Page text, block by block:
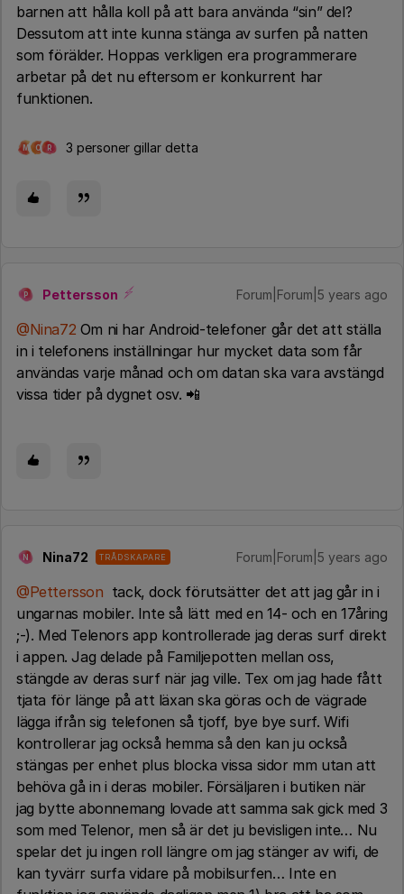
barnen att hålla koll på att bara använda “sin” del?
Dessutom att inte kunna stänga av surfen på natten
som förälder. Hoppas verkligen era programmerare
arbetar på det nu eftersom er konkurrent har
funktionen.
M C R 3 personer gillar detta
P Pettersson Forum|Forum|5 years ago
@Nina72 Om ni har Android-telefoner går det att ställa
in i telefonens inställningar hur mycket data som får
användas varje månad och om datan ska vara avstängd
vissa tider på dygnet osv. 📲
N Nina72 TRÅDSKAPARE Forum|Forum|5 years ago
@Pettersson tack, dock förutsätter det att jag går in i
ungarnas mobiler. Inte så lätt med en 14- och en 17åring
;-). Med Telenors app kontrollerade jag deras surf direkt
i appen. Jag delade på Familjepotten mellan oss,
stängde av deras surf när jag ville. Tex om jag hade fått
tjata för länge på att läxan ska göras och de vägrade
lägga ifrån sig telefonen så tjoff, bye bye surf. Wifi
kontrollerar jag också hemma så den kan ju också
stängas per enhet plus blocka vissa sidor mm utan att
behöva gå in i deras mobiler. Försäljaren i butiken när
jag bytte abonnemang lovade att samma sak gick med 3
som med Telenor, men så är det ju bevisligen inte… Nu
spelar det ju ingen roll längre om jag stänger av wifi, de
kan tyvärr surfa vidare på mobilsurfen… Inte en